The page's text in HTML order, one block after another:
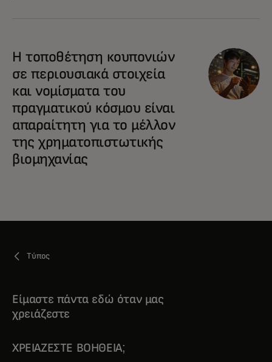
Η τοποθέτηση κουπονιών
σε περιουσιακά στοιχεία
και νομίσματα του
πραγματικού κόσμου είναι
απαραίτητη για το μέλλον
της χρηματοπιστωτικής
βιομηχανίας
Τύπος
Είμαστε πάντα εδώ όταν μας
χρειάζεστε
ΧΡΕΙΆΖΕΣΤΕ ΒΟΉΘΕΙΑ;